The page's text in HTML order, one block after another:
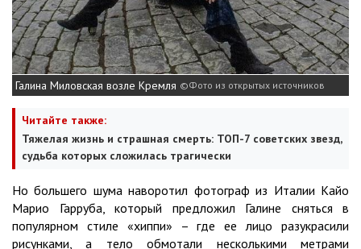
Галина Миловская возле Кремля Фото из открытых источников
Читайте также:
Тяжелая жизнь и страшная смерть: ТОП-7 советских звезд,
судьба которых сложилась трагически
Но большего шума наворотил фотограф из Италии Кайо
Марио Гарруба, который предложил Галине сняться в
популярном стиле «хиппи» – где ее лицо разукрасили
рисунками, а тело обмотали несколькими метрами